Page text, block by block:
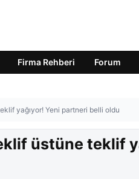
Firma Rehberi Forum
yağıyor! Yeni partneri belli oldu
üstüne teklif